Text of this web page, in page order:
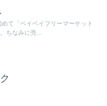
て「ペイペイフリーマーケット
ちなみに売...